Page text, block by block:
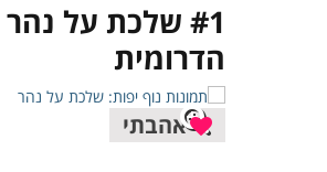
#1 שלכת על
הדרומית
אהבתי